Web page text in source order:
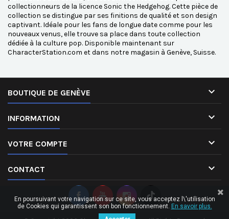
collectionneurs de la licence Sonic the Hedgehog. Cette pièce de
collection se distingue par ses finitions de qualité et son design
captivant. Idéale pour les fans de longue date comme pour les
nouveaux venus, elle trouve sa place dans toute collection
dédiée à la culture pop. Disponible maintenant sur
CharacterStation.com et dans notre magasin à Genève, Suisse.
BOUTIQUE DE GENÈVE 
INFORMATION 
VOTRE COMPTE 
CONTACT 
En poursuivant votre navigation sur ce site, vous acceptez l\'utilisation
de Cookies qui garantissent son bon fonctionnement. En savoir plus.